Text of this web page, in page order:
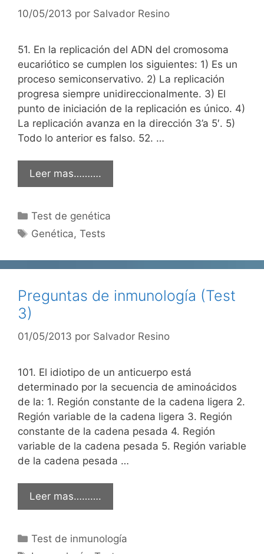
10/05/2013 por Salvador Resino
51. En la replicación del ADN del cromosoma
eucariótico se cumplen los siguientes: 1) Es un
proceso semiconservativo. 2) La replicación
progresa siempre unidireccionalmente. 3) El
punto de iniciación de la replicación es único. 4)
La replicación avanza en la dirección 3’a 5′. 5)
Todo lo anterior es falso. 52. …
Leer mas……….
Categorías
Test de genética
Etiquetas
Genética,Tests
Preguntas de inmunología (Test
3)
01/05/2013 por Salvador Resino
101. El idiotipo de un anticuerpo está
determinado por la secuencia de aminoácidos
de la: 1. Región constante de la cadena ligera 2.
Región variable de la cadena ligera 3. Región
constante de la cadena pesada 4. Región
variable de la cadena pesada 5. Región variable
de la cadena pesada …
Leer mas……….
Categorías
Test de inmunología